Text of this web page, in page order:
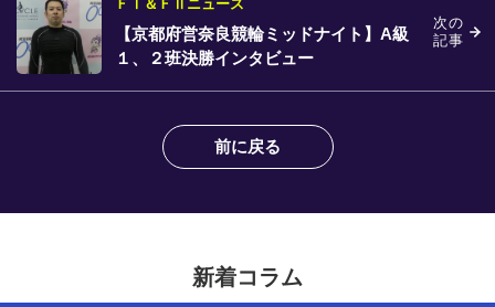
次の
記事
ＦⅠ＆ＦⅡニュース
【京都府営奈良競輪ミッドナイト】A級
１、２班決勝インタビュー
前に戻る
新着コラム